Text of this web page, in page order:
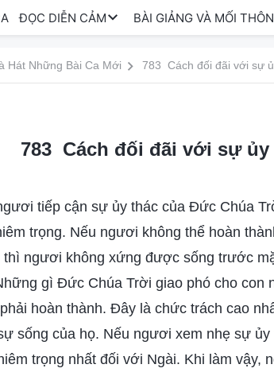
ĐỌC DIỄN CẢM BÀI GIẢNG VÀ MỐI
Hát Những Bài Ca Mới 783 Cách đối đãi với sự
783 Cách đối đãi với sự
tiếp cận sự ủy thác của Đức Chúa
trọng. Nếu ngươi không thể hoàn
ngươi không xứng được sống trước
gì Đức Chúa Trời giao phó cho con
hoàn thành. Đây là chức trách cao
sống của họ. Nếu ngươi xem nhẹ sự
trọng nhất đối với Ngài. Khi làm